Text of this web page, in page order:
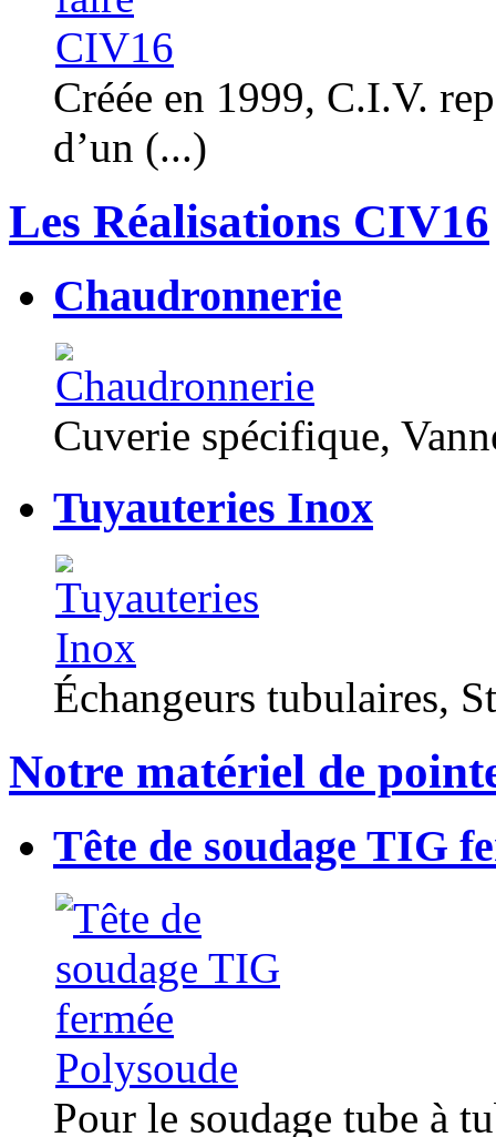
Créée en 1999, C.I.V.
d’un (...)
Les Réalisations CIV16
Chaudronnerie
Cuverie spécifique,
Tuyauteries Inox
Échangeurs tubulaires,
Notre matériel de
Tête de soudage TIG
Pour le soudage tube à